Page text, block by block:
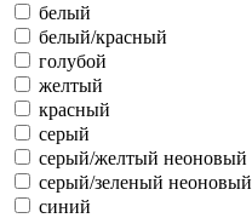
белый
белый/красный
голубой
желтый
красный
серый
серый/желтый неоновый
серый/зеленый неоновый
синий